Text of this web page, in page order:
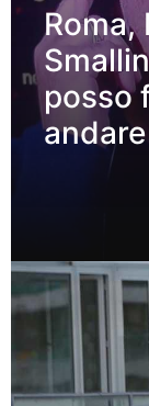
Roma,
posso